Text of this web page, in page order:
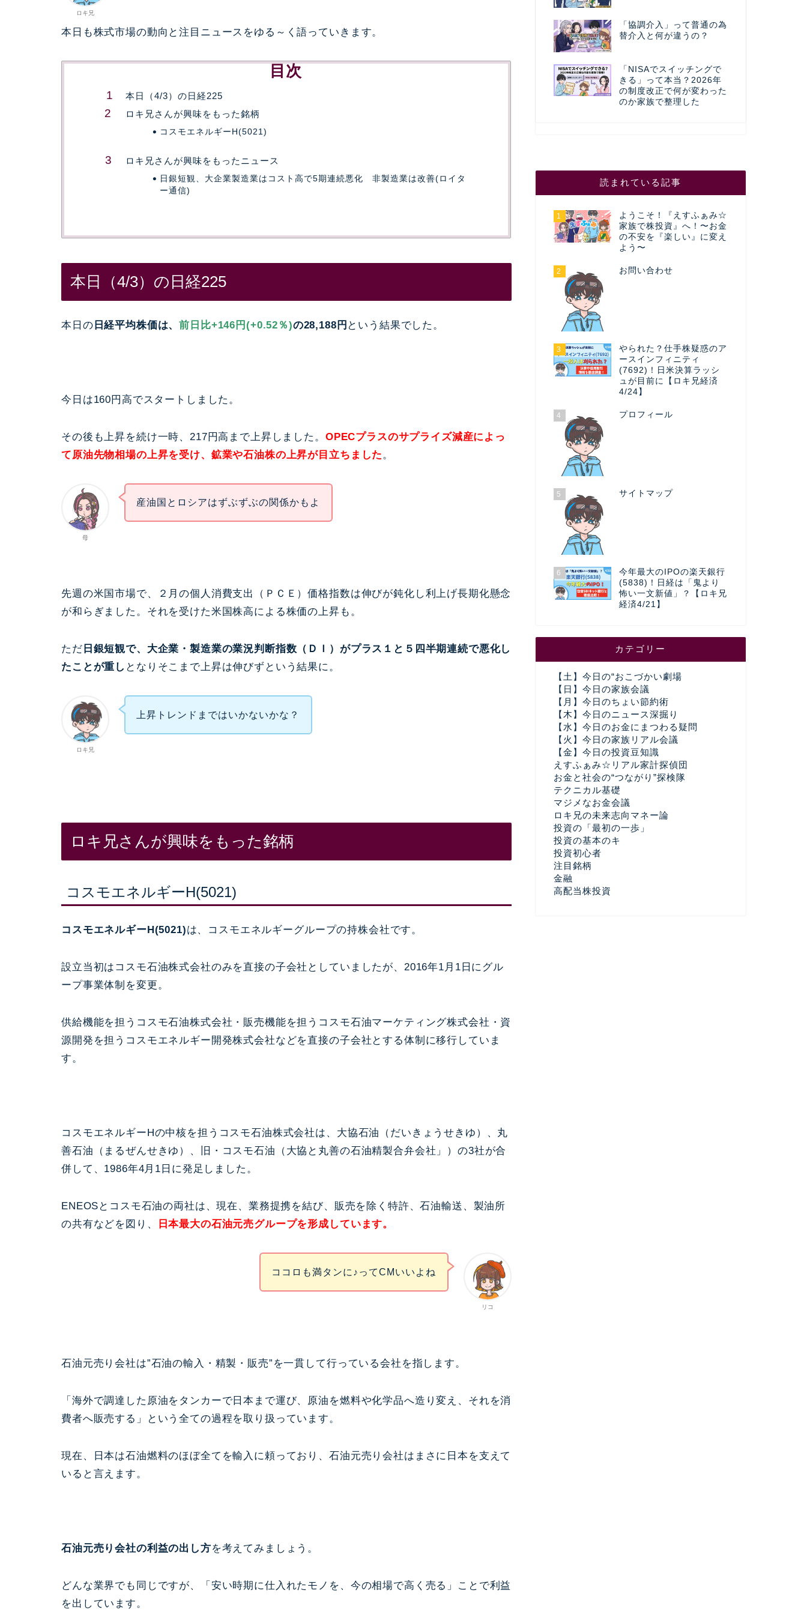
ロキ兄
本日も株式市場の動向と注目ニュースをゆる～く語っていきます。
目次
本日（4/3）の日経225
ロキ兄さんが興味をもった銘柄
コスモエネルギーH(5021)
ロキ兄さんが興味をもったニュース
日銀短観、大企業製造業はコスト高で5期連続悪化 非製造業は改善(ロイタ
ー通信)
本日（4/3）の日経225
本日の 日経平均株価は、前日比+146円(+0.52％)の28,188円 という結果でした。
今日は160円高でスタートしました。
その後も上昇を続け一時、217円高まで上昇しました。 OPECプラスのサプライズ減産によっ
て原油先物相場の上昇を受け、鉱業や石油株の上昇が目立ちました 。
母
産油国とロシアはずぶずぶの関係かもよ
先週の米国市場で、２月の個人消費支出（ＰＣＥ）価格指数は伸びが鈍化し利上げ長期化懸念
が和らぎました。それを受けた米国株高による株価の上昇も。
ただ 日銀短観で、大企業・製造業の業況判断指数（ＤＩ）がプラス１と５四半期連続で悪化し
たことが重し となりそこまで上昇は伸びずという結果に。
ロキ兄
上昇トレンドまではいかないかな？
ロキ兄さんが興味をもった銘柄
コスモエネルギーH(5021)
コスモエネルギーH(5021)は、コスモエネルギーグループの持株会社です。
設立当初はコスモ石油株式会社のみを直接の子会社としていましたが、2016年1月1日にグル
ープ事業体制を変更。
供給機能を担うコスモ石油株式会社・販売機能を担うコスモ石油マーケティング株式会社・資
源開発を担うコスモエネルギー開発株式会社などを直接の子会社とする体制に移行していま
す。
コスモエネルギーHの中核を担うコスモ石油株式会社は、大協石油（だいきょうせきゆ）、丸
善石油（まるぜんせきゆ）、旧・コスモ石油（大協と丸善の石油精製合弁会社」）の3社が合
併して、1986年4月1日に発足しました。
ENEOSとコスモ石油の両社は、現在、業務提携を結び、販売を除く特許、石油輸送、製油所
の共有などを図り、
日本最大の石油元売グループを形成しています。
リコ
ココロも満タンに♪ってCMいいよね
石油元売り会社は”石油の輸入・精製・販売”を一貫して行っている会社を指します。
「海外で調達した原油をタンカーで日本まで運び、原油を燃料や化学品へ造り変え、それを消
費者へ販売する」という全ての過程を取り扱っています。
現在、日本は石油燃料のほぼ全てを輸入に頼っており、石油元売り会社はまさに日本を支えて
いると言えます。
石油元売り会社の利益の出し方を考えてみましょう。
どんな業界でも同じですが、「安い時期に仕入れたモノを、今の相場で高く売る」ことで利益
を出しています。
「協調介入」って普通の為
替介入と何が違うの？
「NISAでスイッチングで
きる」って本当？2026年
の制度改正で何が変わった
のか家族で整理した
読まれている記事
1
ようこそ！『えすふぁみ☆
家族で株投資』へ！〜お金
の不安を『楽しい』に変え
よう〜
2 お問い合わせ
3
やられた？仕手株疑惑のア
ースインフィニティ
(7692)！日米決算ラッシ
ュが目前に【ロキ兄経済
4/24】
4 プロフィール
5 サイトマップ
6
今年最大のIPOの楽天銀行
(5838)！日経は「鬼より
怖い一文新値」？【ロキ兄
経済4/21】
カテゴリー
【土】今日の“おこづかい劇場
【日】今日の家族会議
【月】今日のちょい節約術
【木】今日のニュース深掘り
【水】今日のお金にまつわる疑問
【火】今日の家族リアル会議
【金】今日の投資豆知識
えすふぁみ☆リアル家計探偵団
お金と社会の“つながり”探検隊
テクニカル基礎
マジメなお金会議
ロキ兄の未来志向マネー論
投資の「最初の一歩」
投資の基本のキ
投資初心者
注目銘柄
金融
高配当株投資